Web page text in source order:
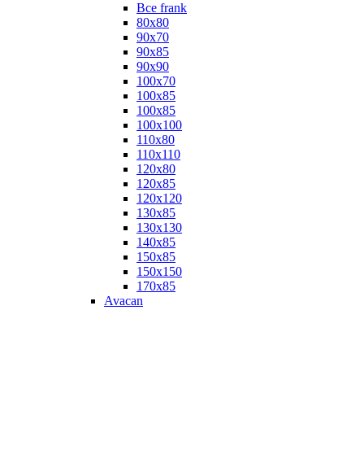
Все frank
80х80
90х70
90х85
90х90
100х70
100х85
100х85
100х100
110х80
110х110
120х80
120х85
120х120
130х85
130х130
140х85
150х85
150х150
170х85
Avacan